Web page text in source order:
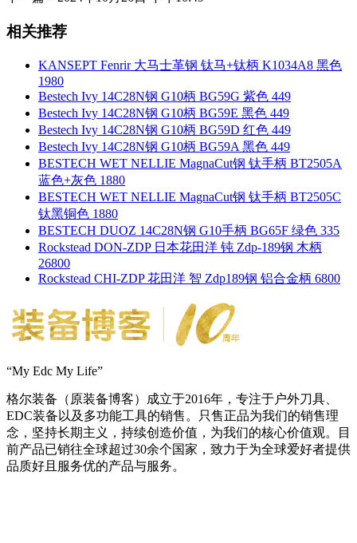
相关推荐
KANSEPT Fenrir 大马士革钢 钛马+钛柄 K1034A8 黑色
1980
Bestech Ivy 14C28N钢 G10柄 BG59G 紫色 449
Bestech Ivy 14C28N钢 G10柄 BG59E 黑色 449
Bestech Ivy 14C28N钢 G10柄 BG59D 红色 449
Bestech Ivy 14C28N钢 G10柄 BG59A 黑色 449
BESTECH WET NELLIE MagnaCut钢 钛手柄 BT2505A
蓝色+灰色 1880
BESTECH WET NELLIE MagnaCut钢 钛手柄 BT2505C
钛黑铜色 1880
BESTECH DUOZ 14C28N钢 G10手柄 BG65F 绿色 335
Rockstead DON-ZDP 日本花田洋 钝 Zdp-189钢 木柄
26800
Rockstead CHI-ZDP 花田洋 智 Zdp189钢 铝合金柄 6800
“My Edc My Life”
格尔装备（原装备博客）成立于2016年，专注于户外刀具、
EDC装备以及多功能工具的销售。只售正品为我们的销售理
念，坚持长期主义，持续创造价值，为我们的核心价值观。目
前产品已销往全球超过30余个国家，致力于为全球爱好者提供
品质好且服务优的产品与服务。